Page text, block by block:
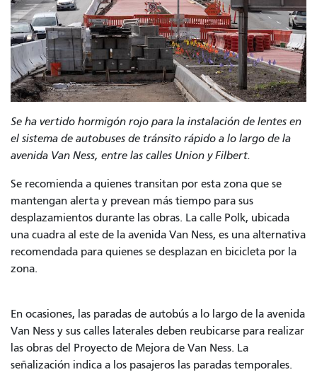
Se ha vertido hormigón rojo para la instalación de lentes en
el sistema de autobuses de tránsito rápido a lo largo de la
avenida Van Ness, entre las calles Union y Filbert.
Se recomienda a quienes transitan por esta zona que se
mantengan alerta y prevean más tiempo para sus
desplazamientos durante las obras. La calle Polk, ubicada
una cuadra al este de la avenida Van Ness, es una alternativa
recomendada para quienes se desplazan en bicicleta por la
zona.
En ocasiones, las paradas de autobús a lo largo de la avenida
Van Ness y sus calles laterales deben reubicarse para realizar
las obras del Proyecto de Mejora de Van Ness. La
señalización indica a los pasajeros las paradas temporales.